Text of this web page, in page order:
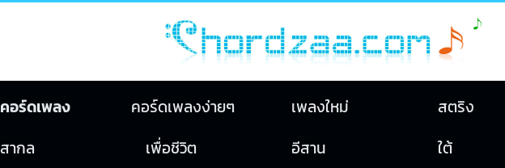
คอร์ดเพลง คอร์ดเพลงง่ายๆ เพลงใหม่
สตริง
สากล
เพื่อชีวิต อีสาน
ใต้